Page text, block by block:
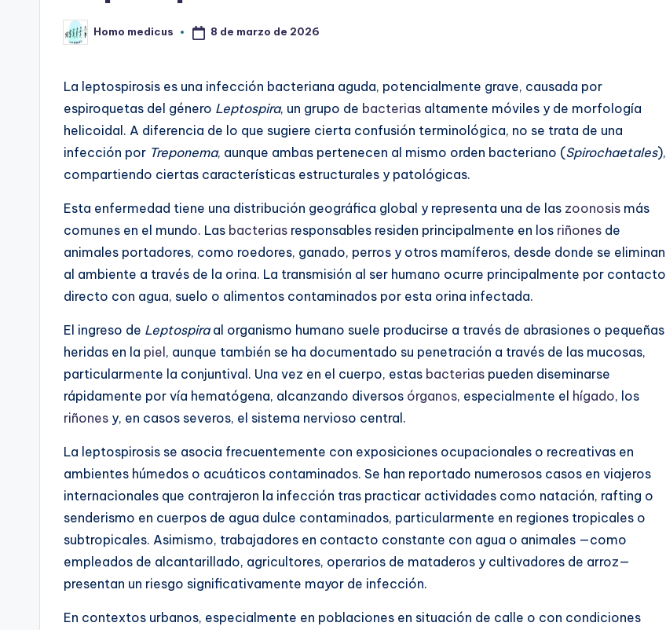
Publicado
por
Homo medicus 8 de marzo de 2026
La leptospirosis es una infección bacteriana aguda, potencialmente grave, causada por
espiroquetas del género Leptospira, un grupo de bacterias altamente móviles y de morfología
helicoidal. A diferencia de lo que sugiere cierta confusión terminológica, no se trata de una
infección por Treponema, aunque ambas pertenecen al mismo orden bacteriano (Spirochaetales),
compartiendo ciertas características estructurales y patológicas.
Esta enfermedad tiene una distribución geográfica global y representa una de las zoonosis más
comunes en el mundo. Las bacterias responsables residen principalmente en los riñones de
animales portadores, como roedores, ganado, perros y otros mamíferos, desde donde se eliminan
al ambiente a través de la orina. La transmisión al ser humano ocurre principalmente por contacto
directo con agua, suelo o alimentos contaminados por esta orina infectada.
El ingreso de Leptospiraal organismo humano suele producirse a través de abrasiones o pequeñas
heridas en la piel, aunque también se ha documentado su penetración a través de las mucosas,
particularmente la conjuntival. Una vez en el cuerpo, estas bacterias pueden diseminarse
rápidamente por vía hematógena, alcanzando diversos órganos, especialmente el hígado, los
riñones y, en casos severos, el sistema nervioso central.
La leptospirosis se asocia frecuentemente con exposiciones ocupacionales o recreativas en
ambientes húmedos o acuáticos contaminados. Se han reportado numerosos casos en viajeros
internacionales que contrajeron la infección tras practicar actividades como natación, rafting o
senderismo en cuerpos de agua dulce contaminados, particularmente en regiones tropicales o
subtropicales. Asimismo, trabajadores en contacto constante con agua o animales —como
empleados de alcantarillado, agricultores, operarios de mataderos y cultivadores de arroz—
presentan un riesgo significativamente mayor de infección.
En contextos urbanos, especialmente en poblaciones en situación de calle o con condiciones